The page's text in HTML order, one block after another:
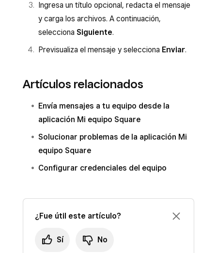
Ingresa un título opcional, redacta el mensaje
y carga los archivos. A continuación,
selecciona Siguiente.
Previsualiza el mensaje y selecciona Enviar.
Artículos relacionados
Envía mensajes a tu equipo desde la
aplicación Mi equipo Square
Solucionar problemas de la aplicación Mi
equipo Square
Configurar credenciales del equipo
¿Fue útil este artículo?
Sí No